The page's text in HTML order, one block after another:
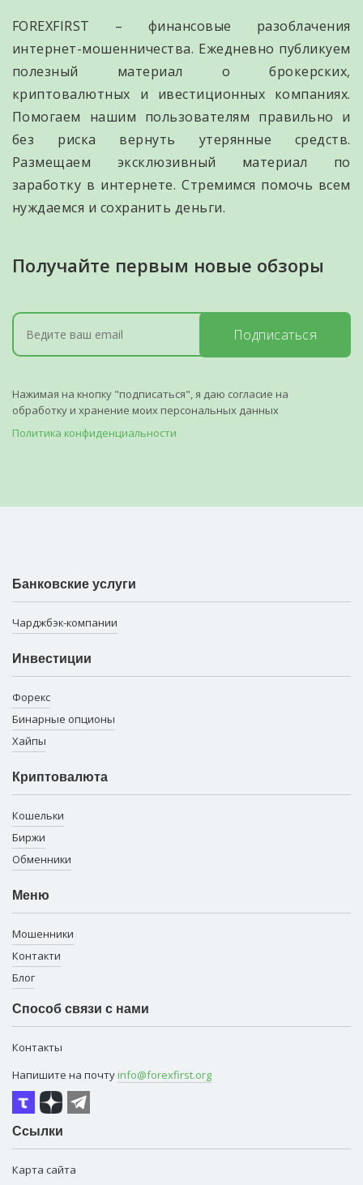
FOREXFIRST – финансовые разоблачения
интернет-мошенничества. Ежедневно публикуем
полезный материал о брокерских,
криптовалютных и ивестиционных компаниях.
Помогаем нашим пользователям правильно и
без риска вернуть утерянные средств.
Размещаем эксклюзивный материал по
заработку в интернете. Стремимся помочь всем
нуждаемся и сохранить деньги.
Получайте первым новые обзоры
Подписаться
Нажимая на кнопку "подписаться", я даю согласие на
обработку и хранение моих персональных данных
Политика конфиденциальности
Банковские услуги
Чарджбэк-компании
Инвестиции
Форекс
Бинарные опционы
Хайпы
Криптовалюта
Кошельки
Биржи
Обменники
Меню
Мошенники
Контакти
Блог
Способ связи с нами
Контакты
Напишите на почту info@forexfirst.org
Ссылки
Карта сайта